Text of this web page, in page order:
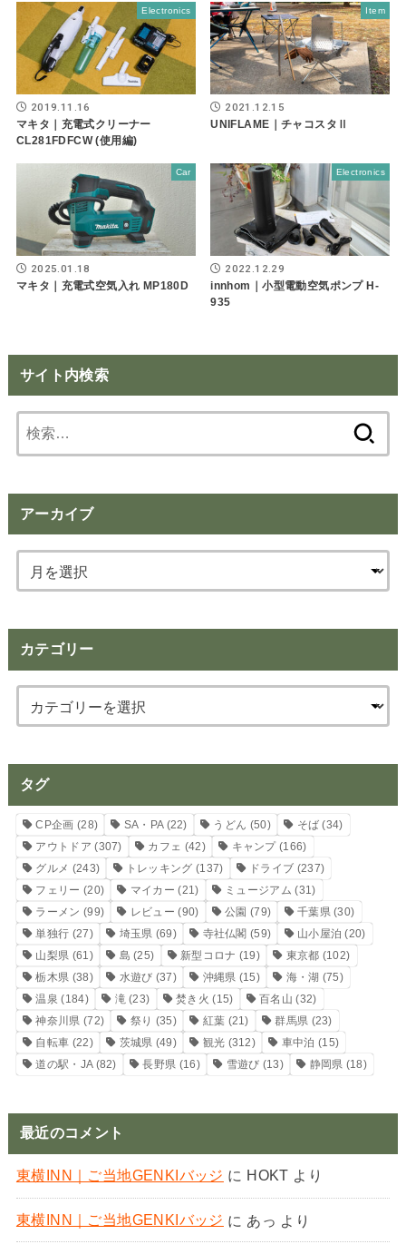
Electronics
2019.11.16
マキタ｜充電式クリーナー
CL281FDFCW (使用編)
Item
2021.12.15
UNIFLAME｜チャコスタⅡ
Car
2025.01.18
マキタ｜充電式空気入れ MP180D
Electronics
2022.12.29
innhom｜小型電動空気ポンプ H-
935
サイト内検索
索:
アーカイブ
カテゴリー
タグ
CP企画 (28) SA・PA(22) うどん (50) そば (34)
アウトドア (307) カフェ (42) キャンプ(166)
グルメ (243) トレッキング (137) ドライブ (237)
フェリー (20) マイカー (21) ミュージアム (31)
ラーメン (99) レビュー (90) 公園 (79) 千葉県(30)
単独行 (27) 埼玉県 (69) 寺社仏閣 (59) 山小屋泊 (20)
山梨県 (61) 島 (25) 新型コロナ (19) 東京都 (102)
栃木県 (38) 水遊び (37) 沖縄県 (15) 海・湖 (75)
温泉 (184) 滝(23) 焚き火 (15) 百名山 (32)
神奈川県 (72) 祭り (35) 紅葉 (21) 群馬県 (23)
自転車 (22) 茨城県 (49) 観光 (312) 車中泊 (15)
道の駅・JA(82) 長野県 (16) 雪遊び (13) 静岡県 (18)
最近のコメント
東横INN｜ご当地GENKIバッジ に HOKT より
東横INN｜ご当地GENKIバッジ に あっ より